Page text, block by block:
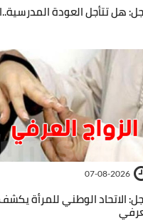
هل تتأجل العودة
07-08-2026
الاتحاد الوطني للمرأة يكشف